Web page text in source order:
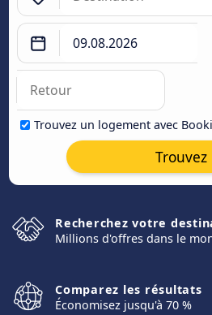
Trouvez un logement avec
Trouvez
Recherchez votre
Millions d'offres dans le
Comparez les résultats
Économisez jusqu'à 70 %